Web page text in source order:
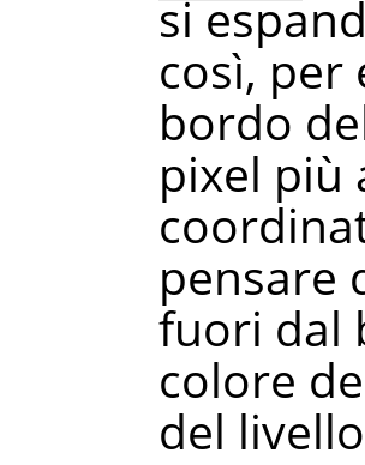
si
così, per
bordo
pixel più
pensare
fuori dal
colore
del